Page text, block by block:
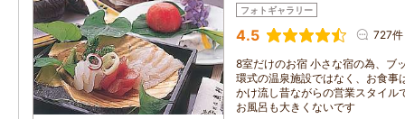
フォトギャラリー
4.5 727件
8室だけのお宿 小さな宿の為、ブ
環式の温泉施設ではなく、お食事
かけ流し昔ながらの営業スタイル
お風呂も大きくないです